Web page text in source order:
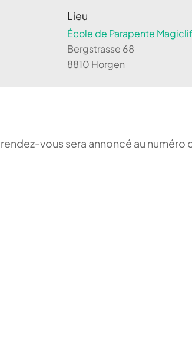
Lieu
École de Parapente
Bergstrasse 68
8810 Horgen
vous sera annoncé au numéro